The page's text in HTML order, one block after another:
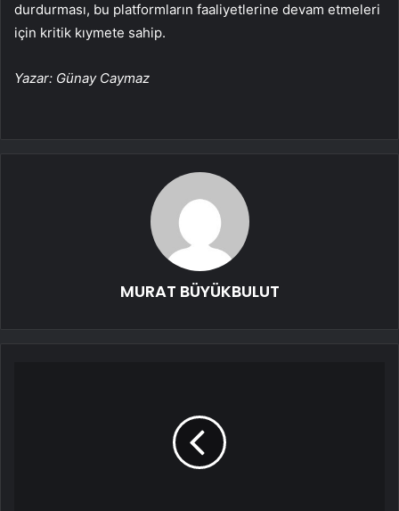
durdurması, bu platformların faaliyetlerine devam etmeleri
için kritik kıymete sahip.
Yazar: Günay Caymaz
MURAT BÜYÜKBULUT